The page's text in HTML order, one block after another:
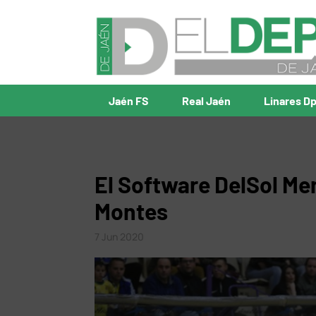
Jaén FS Real Jaén Linares
El Software DelSol
Montes